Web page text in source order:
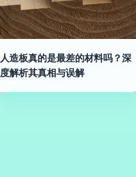
人造板真的是最差的材料吗？深
度解析其真相与误解